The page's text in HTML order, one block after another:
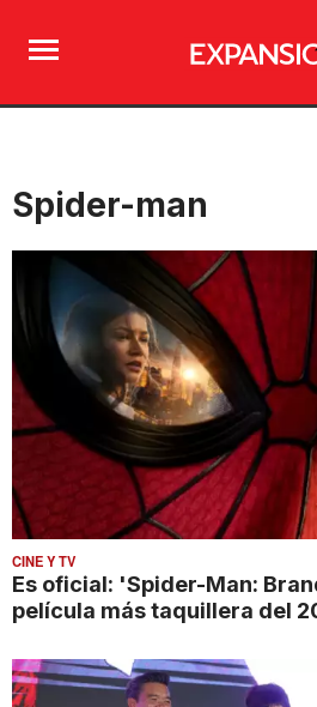
Spider-man
CINE Y TV
Es oficial: 'Spider-Man:
película más taquillera del